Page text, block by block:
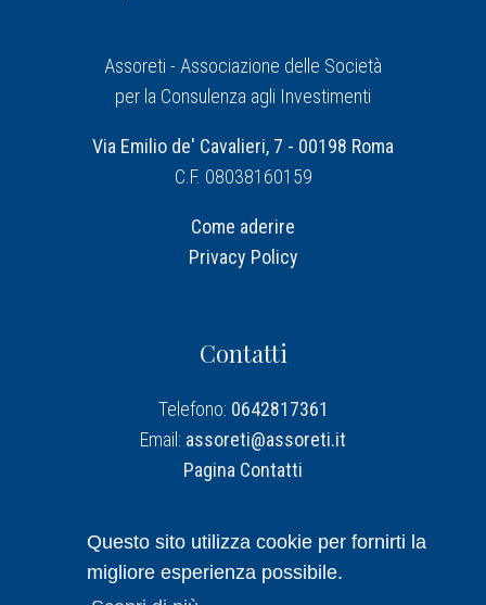
Questo sito utilizza cookie per fornirti la
migliore esperienza possibile.
Assoreti - Associazione delle Società
per la Consulenza agli Investimenti
Via Emilio de' Cavalieri, 7 - 00198 Roma
C.F. 08038160159
Come aderire
Privacy Policy
Contatti
Telefono: 0642817361
Email: assoreti@assoreti.it
Pagina Contatti